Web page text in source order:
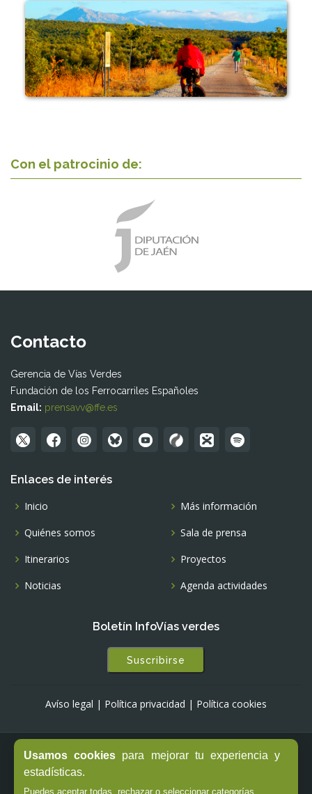
Usamos cookies para mejorar tu experiencia y
estadísticas.
Puedes aceptar todas, rechazar o seleccionar categorías.
Con el patrocinio de:
Contacto
Gerencia de Vías Verdes
Fundación de los Ferrocarriles Españoles
Email: prensavv@ffe.es
Enlaces de interés
Inicio
Quiénes somos
Itinerarios
Noticias
Más información
Sala de prensa
Proyectos
Agenda actividades
Boletín InfoVías verdes
Suscribirse
Avíso legal | Política privacidad | Política cookies
© Copyright - Fundación de los Ferrocarriles Españoles